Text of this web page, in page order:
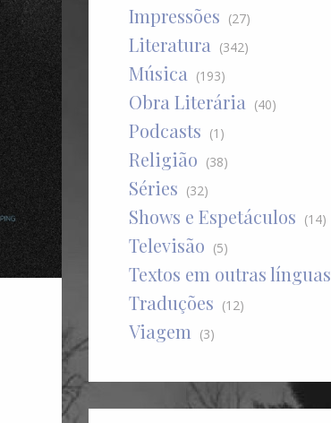
Impressões (27)
Literatura (342)
Música (193)
Obra Literária (40)
Podcasts (1)
Religião (38)
Séries (32)
Shows e Espetáculos (14)
Televisão (5)
Textos em outras línguas
Traduções (12)
Viagem (3)